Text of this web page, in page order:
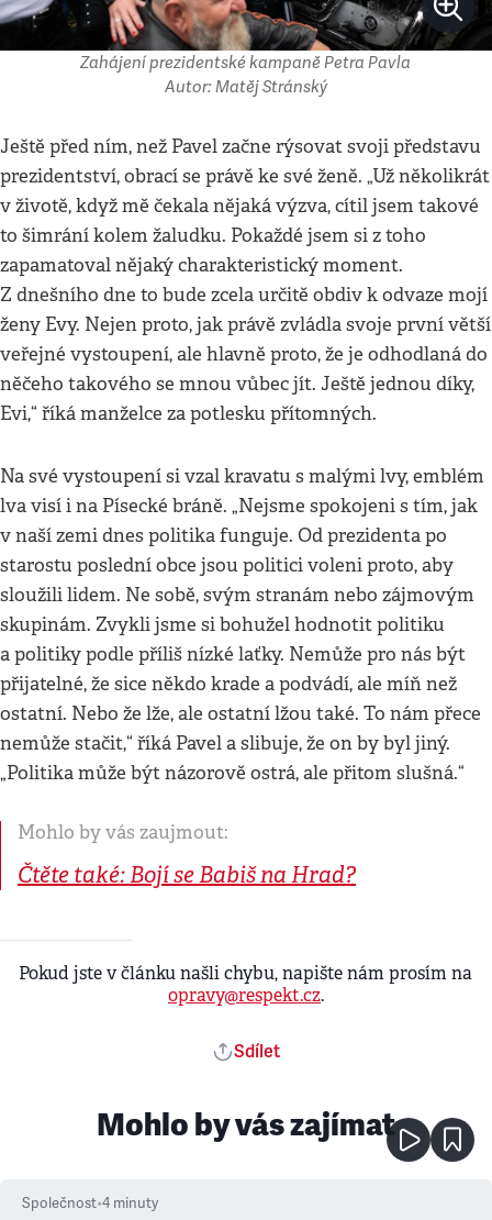
Zahájení prezidentské kampaně Petra Pavla
Autor: Matěj Stránský
Ještě před ním, než Pavel začne rýsovat svoji představu
prezidentství, obrací se právě ke své ženě. „Už několikrát
v životě, když mě čekala nějaká výzva, cítil jsem takové
to šimrání kolem žaludku. Pokaždé jsem si z toho
zapamatoval nějaký charakteristický moment.
Z dnešního dne to bude zcela určitě obdiv k odvaze mojí
ženy Evy. Nejen proto, jak právě zvládla svoje první větší
veřejné vystoupení, ale hlavně proto, že je odhodlaná do
něčeho takového se mnou vůbec jít. Ještě jednou díky,
Evi,“ říká manželce za potlesku přítomných.
Na své vystoupení si vzal kravatu s malými lvy, emblém
lva visí i na Písecké bráně. „Nejsme spokojeni s tím, jak
v naší zemi dnes politika funguje. Od prezidenta po
starostu poslední obce jsou politici voleni proto, aby
sloužili lidem. Ne sobě, svým stranám nebo zájmovým
skupinám. Zvykli jsme si bohužel hodnotit politiku
a politiky podle příliš nízké laťky. Nemůže pro nás být
přijatelné, že sice někdo krade a podvádí, ale míň než
ostatní. Nebo že lže, ale ostatní lžou také. To nám přece
nemůže stačit,“ říká Pavel a slibuje, že on by byl jiný.
„Politika může být názorově ostrá, ale přitom slušná.“
Mohlo by vás zaujmout:
Čtěte také: Bojí se Babiš na Hrad?
Pokud jste v článku našli chybu, napište nám prosím na
opravy@respekt.cz.
Sdílet
Mohlo by vás zajímat
Společnost•4 minuty